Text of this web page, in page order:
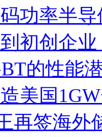
功率半
初创企
的性能
美国
再签海外